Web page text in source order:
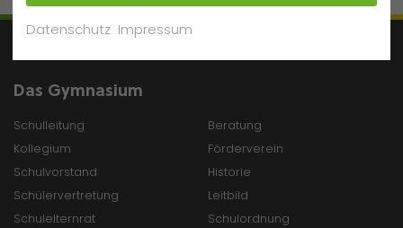
Das Gymnasium
Schulleitung
Kollegium
Schulvorstand
Schülervertretung
Schulelternrat
Beratung
Förderverein
Historie
Leitbild
Schulordnung
Datenschutz Impressum